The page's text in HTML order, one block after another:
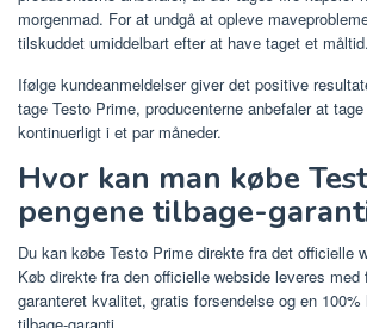
morgenmad. For at undgå at opleve
tilskuddet umiddelbart efter at have taget et måltid.
Ifølge kundeanmeldelser giver det positive
tage Testo Prime, producenterne anbefaler at
kontinuerligt i et par måneder.
Hvor kan man købe
pengene tilbage-
Du kan købe Testo Prime direkte fra det officielle
Køb direkte fra den officielle webside leveres med
garanteret kvalitet, gratis forsendelse og en 100%
tilbage-garanti.